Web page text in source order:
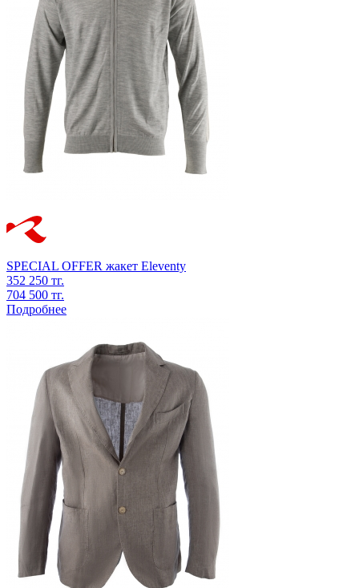
SPECIAL OFFER жакет Eleventy
352 250 тг.
704 500 тг.
Подробнее